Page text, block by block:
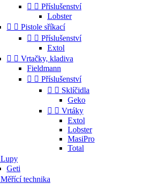
  Příslušenství
Lobster
  Pistole sříkací
  Příslušenství
Extol
  Vrtačky, kladiva
Fieldmann
  Příslušenství
  Sklíčidla
Geko
  Vrtáky
Extol
Lobster
MasiPro
Total
Lupy
Geti
Měřící technika